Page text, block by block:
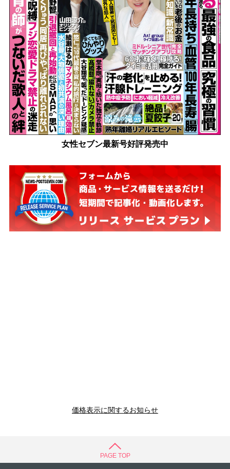
女性セブン最新号好評発売中
価格表示に関するお知らせ
PAGE TOP